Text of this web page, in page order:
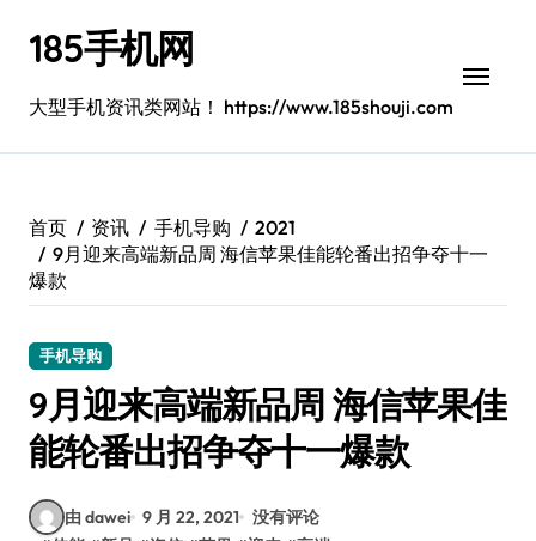
185手机网
大型手机资讯类网站！ https://www.185shouji.com
首页 资讯 手机导购
2021
9月迎来高端新品周 海信苹果佳能轮番出招争夺十一
爆款
手机导购
9月迎来高端新品周 海信苹果佳
能轮番出招争夺十一爆款
由 dawei 9 月 22, 2021 没有评论